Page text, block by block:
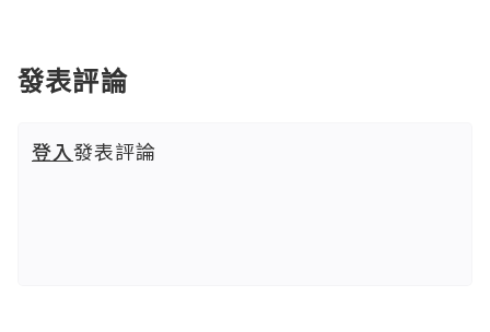
發表評論
登入發表評論